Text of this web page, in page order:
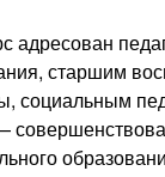
адресован
старшим
социальным